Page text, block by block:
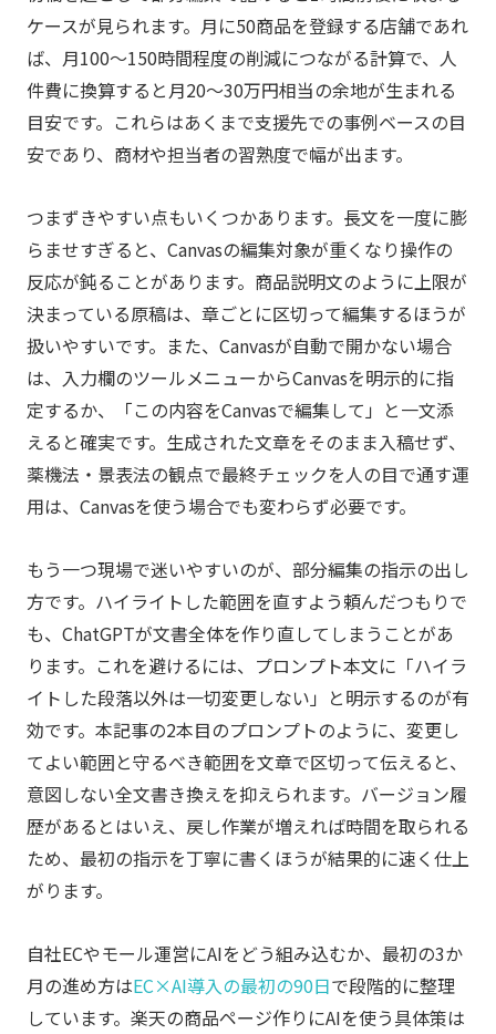
ケースが見られます。月に50商品を登録する店舗であれ
ば、月100〜150時間程度の削減につながる計算で、人
件費に換算すると月20〜30万円相当の余地が生まれる
目安です。これらはあくまで支援先での事例ベースの目
安であり、商材や担当者の習熟度で幅が出ます。
つまずきやすい点もいくつかあります。長文を一度に膨
らませすぎると、Canvasの編集対象が重くなり操作の
反応が鈍ることがあります。商品説明文のように上限が
決まっている原稿は、章ごとに区切って編集するほうが
扱いやすいです。また、Canvasが自動で開かない場合
は、入力欄のツールメニューからCanvasを明示的に指
定するか、「この内容をCanvasで編集して」と一文添
えると確実です。生成された文章をそのまま入稿せず、
薬機法・景表法の観点で最終チェックを人の目で通す運
用は、Canvasを使う場合でも変わらず必要です。
もう一つ現場で迷いやすいのが、部分編集の指示の出し
方です。ハイライトした範囲を直すよう頼んだつもりで
も、ChatGPTが文書全体を作り直してしまうことがあ
ります。これを避けるには、プロンプト本文に「ハイラ
イトした段落以外は一切変更しない」と明示するのが有
効です。本記事の2本目のプロンプトのように、変更し
てよい範囲と守るべき範囲を文章で区切って伝えると、
意図しない全文書き換えを抑えられます。バージョン履
歴があるとはいえ、戻し作業が増えれば時間を取られる
ため、最初の指示を丁寧に書くほうが結果的に速く仕上
がります。
自社ECやモール運営にAIをどう組み込むか、最初の3か
月の進め方はEC×AI導入の最初の90日で段階的に整理
しています。楽天の商品ページ作りにAIを使う具体策は